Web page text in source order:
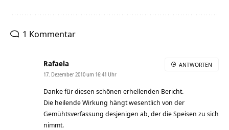
1 Kommentar
Rafaela
17. Dezember 2010 um 16:41 Uhr
Danke für diesen schönen erhellenden Bericht.
Die heilende Wirkung hängt wesentlich von der
Gemühtsverfassung desjenigen ab, der die Speisen zu sich
nimmt.
ANTWORTEN